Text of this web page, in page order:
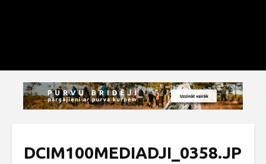
DCIM100MEDIADJI_0358.JP